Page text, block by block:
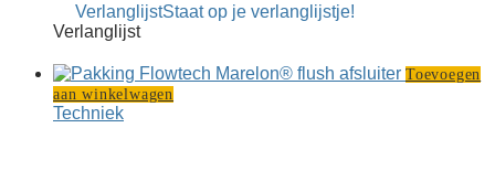
VerlanglijstStaat op je verlanglijstje!
Verlanglijst
Toevoegen
aan winkelwagen
Techniek